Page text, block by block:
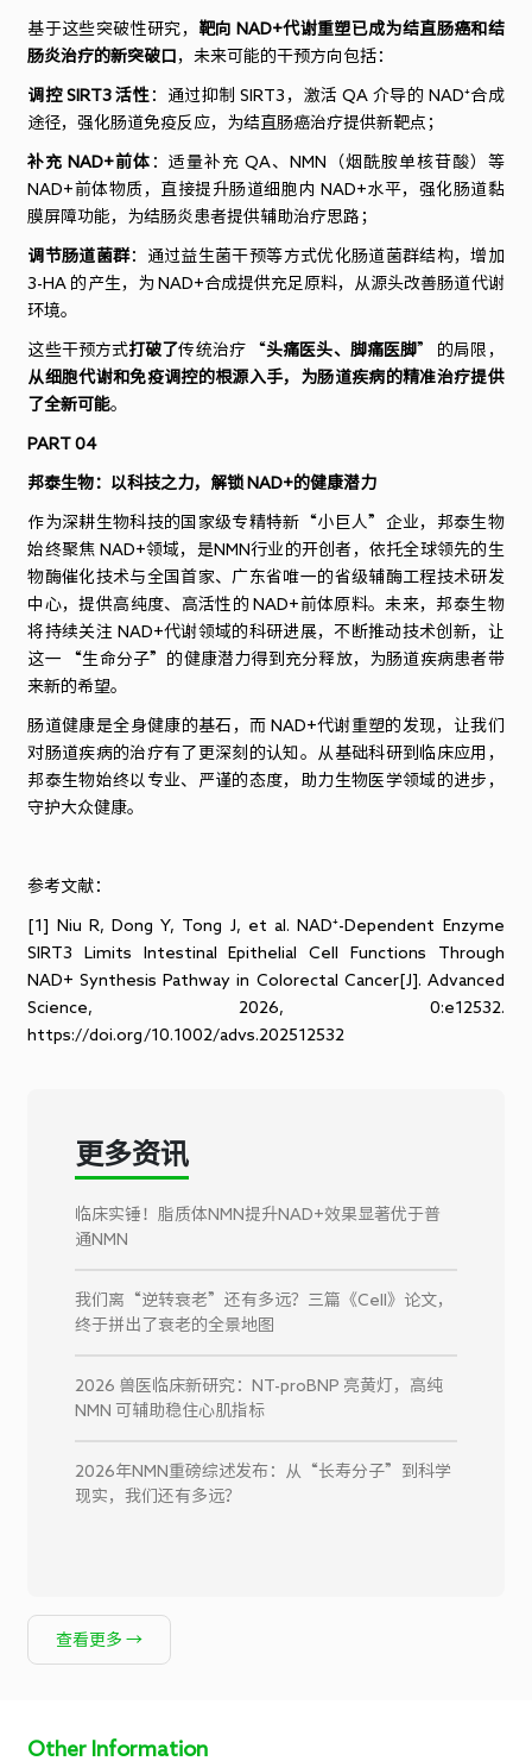
基于这些突破性研究， 靶向 NAD+代谢重塑已成为结直肠癌和结
肠炎治疗的新突破口 ，未来可能的干预方向包括：
调控 SIRT3 活性 ：通过抑制 SIRT3，激活 QA 介导的 NAD⁺合成
途径，强化肠道免疫反应，为结直肠癌治疗提供新靶点；
补充 NAD+前体 ：适量补充 QA、NMN（烟酰胺单核苷酸）等
NAD+前体物质，直接提升肠道细胞内 NAD+水平，强化肠道黏
膜屏障功能，为结肠炎患者提供辅助治疗思路；
调节肠道菌群：通过益生菌干预等方式优化肠道菌群结构，增加
3-HA 的产生，为 NAD+合成提供充足原料，从源头改善肠道代谢
环境。
这些干预方式打破了传统治疗 “头痛医头、脚痛医脚” 的局限，
从细胞代谢和免疫调控的根源入手，为肠道疾病的精准治疗提供
了全新可能。
PART 04
邦泰生物：以科技之力，解锁 NAD+的健康潜力
作为深耕生物科技的国家级专精特新“小巨人”企业，邦泰生物
始终聚焦 NAD+领域，是NMN行业的开创者，依托全球领先的生
物酶催化技术与全国首家、广东省唯一的省级辅酶工程技术研发
中心，提供高纯度、高活性的 NAD+前体原料。未来，邦泰生物
将持续关注 NAD+代谢领域的科研进展，不断推动技术创新，让
这一 “生命分子”的健康潜力得到充分释放，为肠道疾病患者带
来新的希望。
肠道健康是全身健康的基石，而 NAD+代谢重塑的发现，让我们
对肠道疾病的治疗有了更深刻的认知。从基础科研到临床应用，
邦泰生物始终以专业、严谨的态度，助力生物医学领域的进步，
守护大众健康。
参考文献：
[1] Niu R, Dong Y, Tong J, et al. NAD⁺-Dependent Enzyme
SIRT3 Limits Intestinal Epithelial Cell Functions Through
NAD+ Synthesis Pathway in Colorectal Cancer[J]. Advanced
Science, 2026, 0:e12532.
https://doi.org/10.1002/advs.202512532
更多资讯
临床实锤！脂质体NMN提升NAD+效果显著优于普
通NMN
我们离“逆转衰老”还有多远？三篇《Cell》论文，
终于拼出了衰老的全景地图
2026 兽医临床新研究：NT-proBNP 亮黄灯，高纯
NMN 可辅助稳住心肌指标
2026年NMN重磅综述发布：从“长寿分子”到科学
现实，我们还有多远？
查看更多 →
Other Information